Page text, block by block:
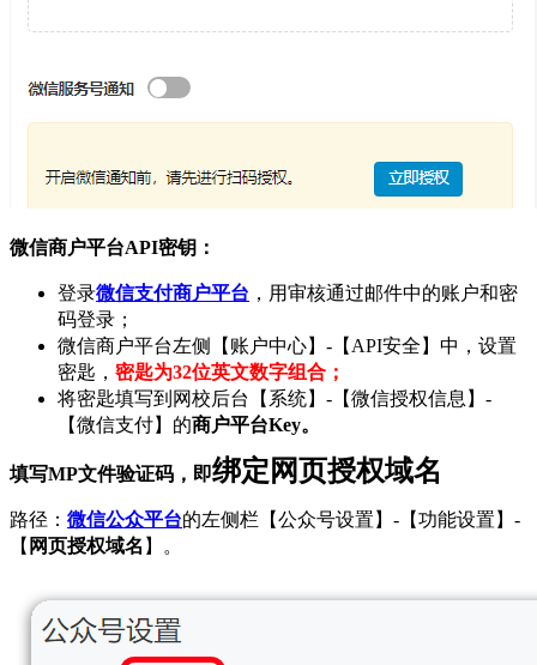
微信商户平台API密钥：
登录微信支付商户平台 ，用审核通过邮件中的账户和密
码登录；
微信商户平台左侧【账户中心】-【API安全】中，设置
密匙， 密匙为32位英文数字组合；
将密匙填写到网校后台【系统】-【微信授权信息】-
【微信支付】的商户平台Key。
填写MP文件验证码，即绑定网页授权域名
路径： 微信公众平台的左侧栏【公众号设置】-【功能设置】-
【 网页授权域名 】。